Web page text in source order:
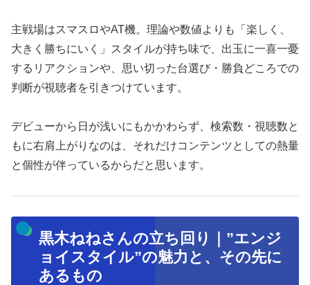
主戦場はスマスロやAT機。理論や数値よりも「楽しく、
大きく勝ちにいく」スタイルが持ち味で、出玉に一喜一憂
するリアクションや、思い切った台選び・勝負どころでの
判断が視聴者を引きつけています。
デビューから日が浅いにもかかわらず、検索数・視聴数と
もに右肩上がりなのは、それだけコンテンツとしての熱量
と個性が伴っているからだと思います。
黒木ねねさんの立ち回り｜”エンジ
ョイスタイル”の魅力と、その先に
あるもの